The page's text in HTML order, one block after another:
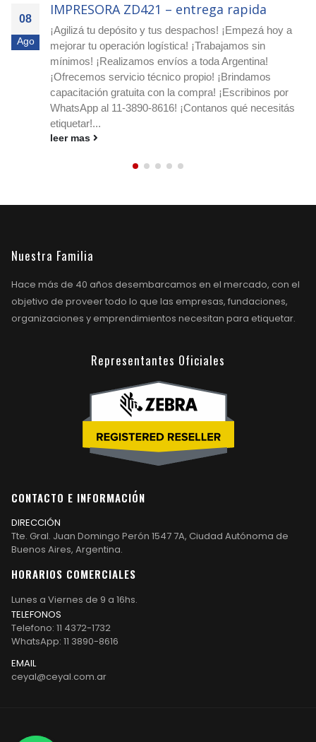
08
Ago
IMPRESORA ZD421 – Compra inteligente
¡Escribinos por WhatsApp al 11-3890-8616! ¡Pedí
asesoramiento y presupuesto sin cargo! ¡Realizamos
envíos a todo el país! ¡Protegé tus productos y envíos
con etiquetas de seguridad VOID! Etiquetas VOID para
detectar aperturas En CEYAL comercializamos
etiquetas VOID de alta seguridad....
leer mas
objetivo de proveer todo lo que las empresas, fundaciones,
organizaciones y emprendimientos necesitan para etiquetar.
Tte. Gral. Juan Domingo Perón 1547 7A, Ciudad Autónoma de
Buenos Aires, Argentina.
HORARIOS COMERCIALES
TELEFONOS
Telefono: 11 4372-1732
WhatsApp: 11 3890-8616
EMAIL
ceyal@ceyal.com.ar